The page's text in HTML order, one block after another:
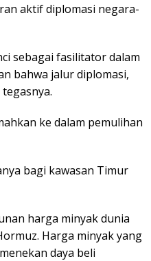
aktif diplomasi negara-
sebagai fasilitator dalam
bahwa jalur diplomasi,
ke dalam pemulihan
bagi kawasan Timur
harga minyak dunia
Harga minyak yang
daya beli